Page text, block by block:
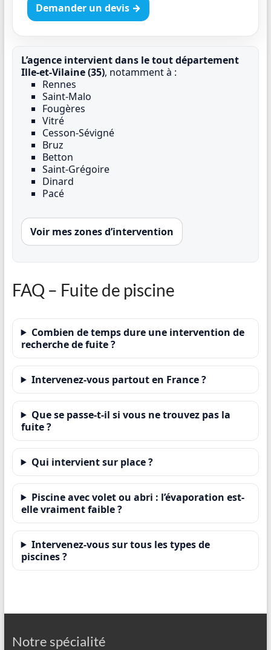
Demander un devis →
L’agence intervient dans le tout département
Ille-et-Vilaine (35), notamment à :
Rennes
Saint-Malo
Fougères
Vitré
Cesson-Sévigné
Bruz
Betton
Saint-Grégoire
Dinard
Pacé
Voir mes zones d’intervention
FAQ – Fuite de piscine
Combien de temps dure une intervention de
recherche de fuite ?
Intervenez-vous partout en France ?
Que se passe-t-il si vous ne trouvez pas la
fuite ?
Qui intervient sur place ?
Piscine avec volet ou abri : l’évaporation est-
elle vraiment faible ?
Intervenez-vous sur tous les types de
piscines ?
Notre spécialité